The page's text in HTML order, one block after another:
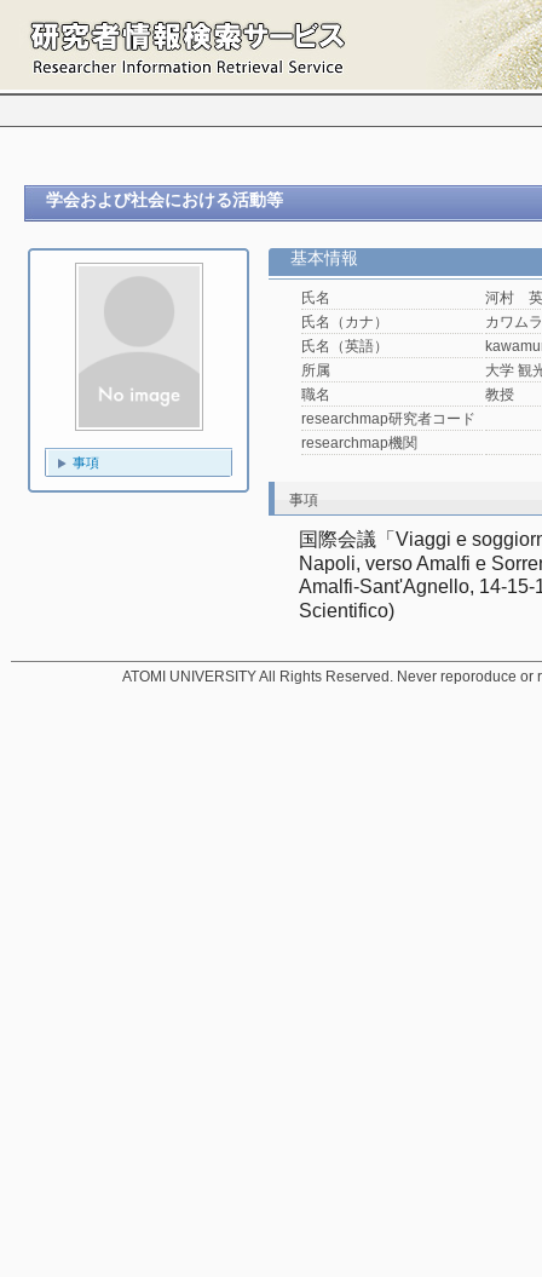
学会および社会における活動等
事項
基本情報
氏名
河村
氏名（カナ）
カワム
氏名（英語）
所属
大学 観
職名
教授
researchmap研究者コード
researchmap機関
事項
国際会議「Viaggi e
Napoli, verso Amalfi e
Amalfi-Sant'Agnello, 14-
Scientifico)